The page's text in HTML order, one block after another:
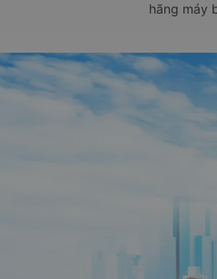
hãng máy